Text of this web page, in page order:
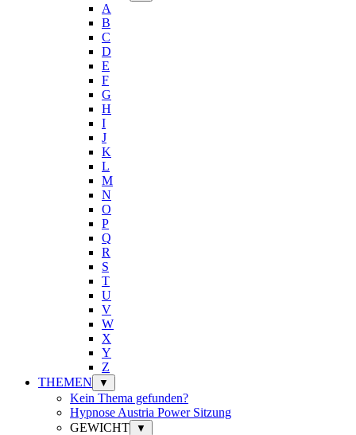
A
B
C
D
E
F
G
H
I
J
K
L
M
N
O
P
Q
R
S
T
U
V
W
X
Y
Z
THEMEN
▼
Kein Thema gefunden?
Hypnose Austria Power Sitzung
GEWICHT
▼